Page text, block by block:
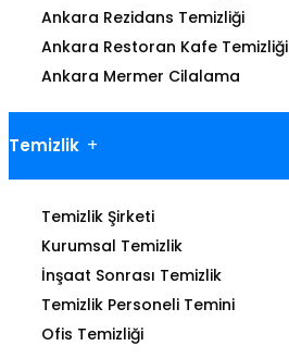
Ankara Rezidans Temizliği
Ankara Restoran Kafe Temizliği
Ankara Mermer Cilalama
Temizlik
Temizlik Şirketi
Kurumsal Temizlik
İnşaat Sonrası Temizlik
Temizlik Personeli Temini
Ofis Temizliği